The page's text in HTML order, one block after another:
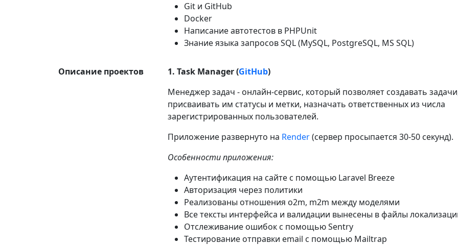
Git и GitHub
Docker
Написание автотестов в PHPUnit
Знание языка запросов SQL (MySQL, PostgreSQL, MS SQL)
Описание проектов 1. Task Manager (GitHub)
Менеджер задач - онлайн-сервис, который позволяет создавать
присваивать им статусы и метки, назначать ответственных из числа
зарегистрированных пользователей.
Приложение развернуто на Render(сервер просыпается 30-50 секунд).
Особенности приложения:
Аутентификация на сайте с помощью Laravel Breeze
Авторизация через политики
Реализованы отношения o2m, m2m между моделями
Все тексты интерфейса и валидации вынесены в файлы
Отслеживание ошибок с помощью Sentry
Тестирование отправки email с помощью Mailtrap